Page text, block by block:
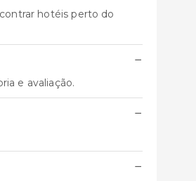
hotéis perto do
−
e avaliação.
−
−